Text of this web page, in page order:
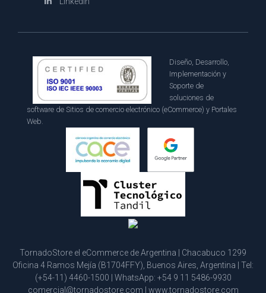
Diseño, Desarrollo,
Implementación y
Soporte de
soluciones de
software de Sitios de comercio electrónico (eCommerce) y Portales
Web.
TornadoStore el eCommerce de Argentina | Chacabuco 1299
Oficina 4 Ramos Mejía (B1704FFY), Buenos Aires, Argentina | Tel:
(+54-11) 4460-1500 | WhatsApp: +54 9 11 5486-9930
comercial@tornadostore.com
www.tornadostore.com